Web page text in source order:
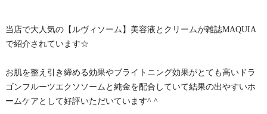
当店で大人気の【ルヴィソーム】美容液とクリームが雑誌MAQUIA
で紹介されています☆
お肌を整え引き締める効果やブライトニング効果がとても高いドラ
ゴンフルーツエクソソームと純金を配合していて結果の出やすいホ
ームケアとして好評いただいています^ ^